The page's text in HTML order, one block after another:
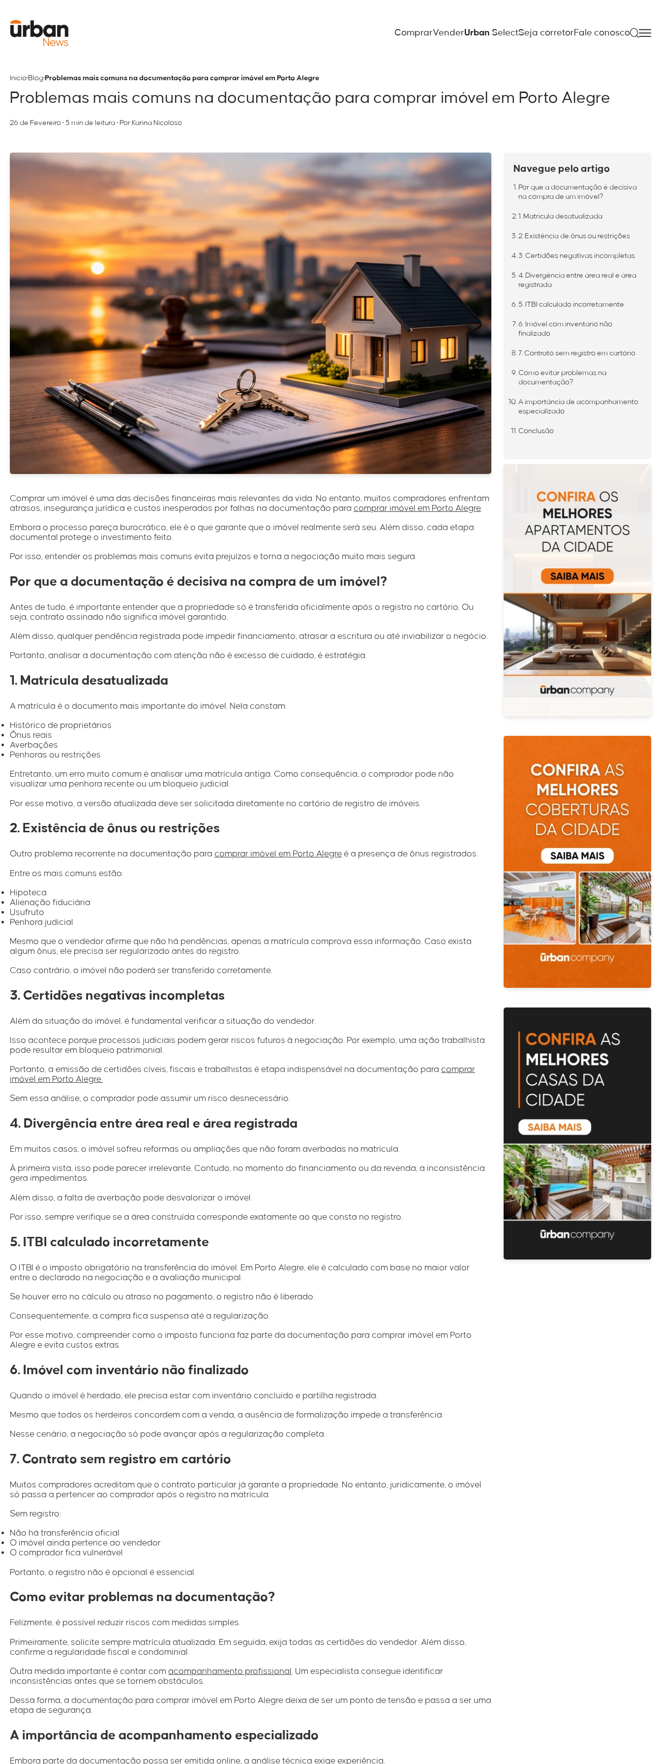
ComprarVenderUrban SelectSeja corretorFale conosco
Início•Blog•Problemas mais comuns na documentação para comprar imóvel em Porto Alegre
Problemas mais comuns na documentação para comprar imóvel em Porto Alegre
26 de Fevereiro •5 min de leitura• Por Karina Nicoloso
Comprar um imóvel é uma das decisões financeiras mais relevantes da vida. No entanto, muitos compradores enfrentam
atrasos, insegurança jurídica e custos inesperados por falhas na documentação para comprar imóvel em Porto Alegre
Embora o processo pareça burocrático, ele é o que garante que o imóvel realmente será seu. Além disso, cada etapa
documental protege o investimento feito.
Por isso, entender os problemas mais comuns evita prejuízos e torna a negociação muito mais segura.
Por que a documentação é decisiva na compra de um imóvel?
Antes de tudo, é importante entender que a propriedade só é transferida oficialmente após o registro no cartório. Ou
seja, contrato assinado não significa imóvel garantido.
Além disso, qualquer pendência registrada pode impedir financiamento, atrasar a escritura ou até inviabilizar o negócio.
Portanto, analisar a documentação com atenção não é excesso de cuidado, é estratégia.
1. Matrícula desatualizada
A matrícula é o documento mais importante do imóvel. Nela constam:
Histórico de proprietários
Ônus reais
Averbações
Penhoras ou restrições
Entretanto, um erro muito comum é analisar uma matrícula antiga. Como consequência, o comprador pode não
visualizar uma penhora recente ou um bloqueio judicial.
Por esse motivo, a versão atualizada deve ser solicitada diretamente no cartório de registro de imóveis.
2. Existência de ônus ou restrições
Outro problema recorrente na documentação para comprar imóvel em Porto Alegre é a presença de ônus registrados.
Entre os mais comuns estão:
Hipoteca
Alienação fiduciária
Usufruto
Penhora judicial
Mesmo que o vendedor afirme que não há pendências, apenas a matrícula comprova essa informação. Caso exista
algum ônus, ele precisa ser regularizado antes do registro.
Caso contrário, o imóvel não poderá ser transferido corretamente.
3. Certidões negativas incompletas
Além da situação do imóvel, é fundamental verificar a situação do vendedor.
Isso acontece porque processos judiciais podem gerar riscos futuros à negociação. Por exemplo, uma ação trabalhista
pode resultar em bloqueio patrimonial.
Portanto, a emissão de certidões cíveis, fiscais e trabalhistas é etapa indispensável na documentação para comprar
imóvel em Porto Alegre.
Sem essa análise, o comprador pode assumir um risco desnecessário.
4. Divergência entre área real e área registrada
Em muitos casos, o imóvel sofreu reformas ou ampliações que não foram averbadas na matrícula.
À primeira vista, isso pode parecer irrelevante. Contudo, no momento do financiamento ou da revenda, a inconsistência
gera impedimentos.
Além disso, a falta de averbação pode desvalorizar o imóvel.
Por isso, sempre verifique se a área construída corresponde exatamente ao que consta no registro.
5. ITBI calculado incorretamente
O ITBI é o imposto obrigatório na transferência do imóvel. Em Porto Alegre, ele é calculado com base no maior valor
entre o declarado na negociação e a avaliação municipal.
Se houver erro no cálculo ou atraso no pagamento, o registro não é liberado.
Consequentemente, a compra fica suspensa até a regularização.
Por esse motivo, compreender como o imposto funciona faz parte da documentação para comprar imóvel em Porto
Alegre e evita custos extras.
6. Imóvel com inventário não finalizado
Quando o imóvel é herdado, ele precisa estar com inventário concluído e partilha registrada.
Mesmo que todos os herdeiros concordem com a venda, a ausência de formalização impede a transferência.
Nesse cenário, a negociação só pode avançar após a regularização completa.
7. Contrato sem registro em cartório
Muitos compradores acreditam que o contrato particular já garante a propriedade. No entanto, juridicamente, o imóvel
só passa a pertencer ao comprador após o registro na matrícula.
Sem registro:
Não há transferência oficial
O imóvel ainda pertence ao vendedor
O comprador fica vulnerável
Portanto, o registro não é opcional é essencial.
Como evitar problemas na documentação?
Felizmente, é possível reduzir riscos com medidas simples.
Primeiramente, solicite sempre matrícula atualizada. Em seguida, exija todas as certidões do vendedor. Além disso,
confirme a regularidade fiscal e condominial.
Outra medida importante é contar com acompanhamento profissional . Um especialista consegue identificar
inconsistências antes que se tornem obstáculos.
Dessa forma, a documentação para comprar imóvel em Porto Alegre deixa de ser um ponto de tensão e passa a ser uma
etapa de segurança.
A importância de acompanhamento especializado
Embora parte da documentação possa ser emitida online, a análise técnica exige experiência.
Navegue pelo artigo
Por que a documentação é decisiva
na compra de um imóvel?
1. Matrícula desatualizada
2. Existência de ônus ou restrições
3. Certidões negativas incompletas
4. Divergência entre área real e área
registrada
5. ITBI calculado incorretamente
6. Imóvel com inventário não
finalizado
7. Contrato sem registro em cartório
Como evitar problemas na
documentação?
A importância de acompanhamento
especializado
Conclusão